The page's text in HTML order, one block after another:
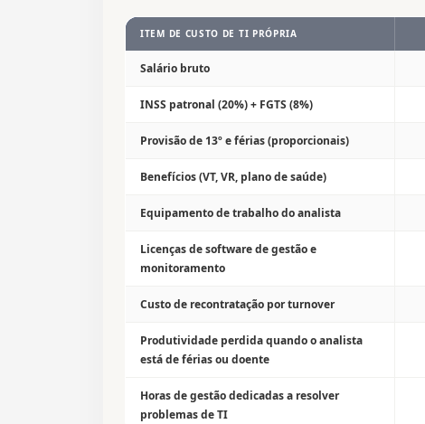
ITEM DE CUSTO DE TI PRÓPRIA
Salário bruto
INSS patronal (20%) + FGTS (8%)
Provisão de 13º e férias (proporcionais)
Benefícios (VT, VR, plano de saúde)
Equipamento de trabalho do analista
Licenças de software de gestão e
monitoramento
Custo de recontratação por turnover
Produtividade perdida quando o analista
está de férias ou doente
Horas de gestão dedicadas a resolver
problemas de TI